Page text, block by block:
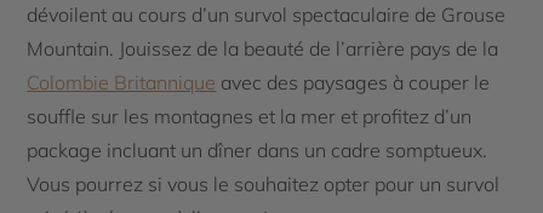
dévoilent au cours d’un survol spectaculaire de Grouse
Mountain. Jouissez de la beauté de l’arrière pays de la
Colombie Britannique avec des paysages à couper le
souffle sur les montagnes et la mer et profitez d’un
package incluant un dîner dans un cadre somptueux.
Vous pourrez si vous le souhaitez opter pour un survol